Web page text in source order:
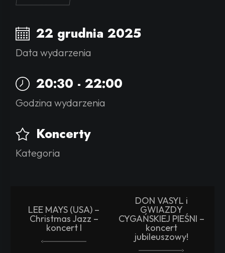
22 grudnia 2025
Data wydarzenia
20:30 - 22:00
Godzina wydarzenia
Koncerty
Kategoria
LEE MAYS (USA) –
Christmas Jazz –
koncert I
DON VASYL i
GWIAZDY
CYGAŃSKIEJ PIEŚNI –
koncert
jubileuszowy!